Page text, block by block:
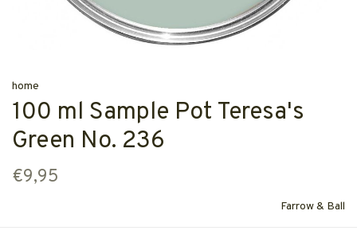
home
100 ml Sample Pot Teresa's
Green No. 236
€9,95
Farrow & Ball